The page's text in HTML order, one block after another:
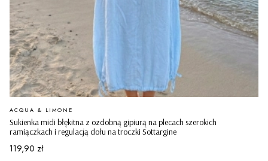
Sukienka midi błękitna z ozdobną gipiurą na plecach szerokich
ramiączkach i regulacją dołu na troczki Sottargine
PRODUCENT
ACQUA & LIMONE
Cena
119,90 zł